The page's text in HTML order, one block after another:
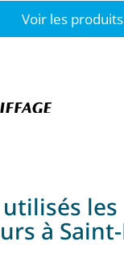
Voir les produits
les
à